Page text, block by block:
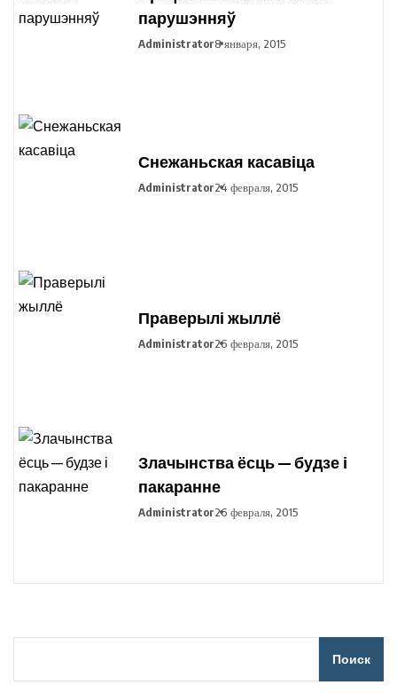
парушэнняў
Administrator8 января, 2015
Снежаньская касавіца
Administrator24 февраля, 2015
Праверылі жыллё
Administrator26 февраля, 2015
Злачынства ёсць — будзе і
пакаранне
Administrator26 февраля, 2015
Поиск